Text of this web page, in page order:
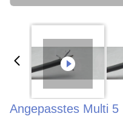
Angepasstes Multi